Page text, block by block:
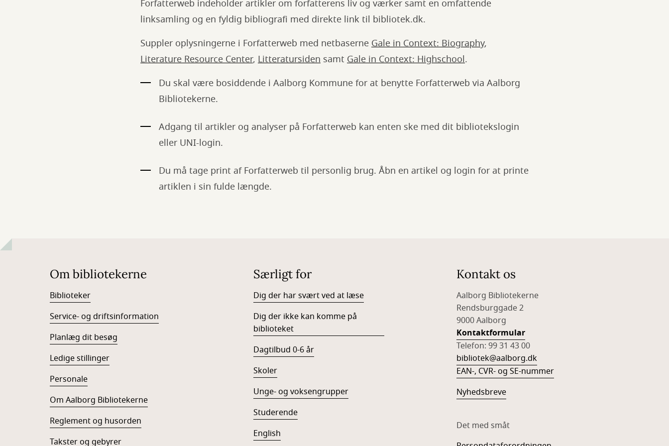
Forfatterweb indeholder artikler om forfatterens liv og værker samt en omfattende
linksamling og en fyldig bibliografi med direkte link til bibliotek.dk.
Suppler oplysningerne i Forfatterweb med netbaserne Gale in Context: Biography,
Literature Resource Center, Litteratursiden samt Gale in Context: Highschool.
Du skal være bosiddende i Aalborg Kommune for at benytte Forfatterweb via Aalborg
Bibliotekerne.
Adgang til artikler og analyser på Forfatterweb kan enten ske med dit bibliotekslogin
eller UNI-login.
Du må tage print af Forfatterweb til personlig brug. Åbn en artikel og login for at printe
artiklen i sin fulde længde.
Om bibliotekerne
Biblioteker
Service- og driftsinformation
Planlæg dit besøg
Ledige stillinger
Personale
Om Aalborg Bibliotekerne
Reglement og husorden
Takster og gebyrer
Særligt for
Dig der har svært ved at læse
Dig der ikke kan komme på
biblioteket
Dagtilbud 0-6 år
Skoler
Unge- og voksengrupper
Studerende
English
Kontakt os
Aalborg Bibliotekerne
Rendsburggade 2
9000 Aalborg
Kontaktformular
Telefon: 99 31 43 00
bibliotek@aalborg.dk
EAN-, CVR- og SE-nummer
Nyhedsbreve
Det med småt